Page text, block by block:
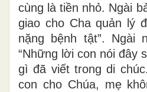
cùng là tiền nhỏ. Ngài
giao cho Cha quản lý
nặng bệnh tật”. Ngài
“Những lời con nói đây
gì đã viết trong di
con cho Chúa, mẹ